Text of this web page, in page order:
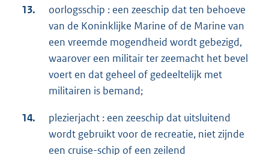
13.
oorlogsschip : een zeeschip dat ten behoeve
van de Koninklijke Marine of de Marine van
een vreemde mogendheid wordt gebezigd,
waarover een militair ter zeemacht het bevel
voert en dat geheel of gedeeltelijk met
militairen is bemand;
14.
plezierjacht : een zeeschip dat uitsluitend
wordt gebruikt voor de recreatie, niet zijnde
een cruise-schip of een zeilend